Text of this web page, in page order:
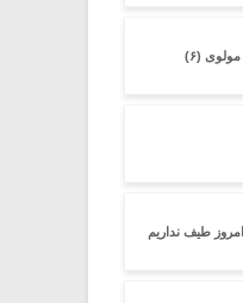
(۶)
طیف نداریم